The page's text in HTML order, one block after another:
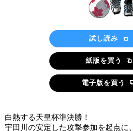
試し読み
紙版を買う
電子版を買う
白熱する天皇杯準決勝！
宇田川の安定した攻撃参加を起点に、